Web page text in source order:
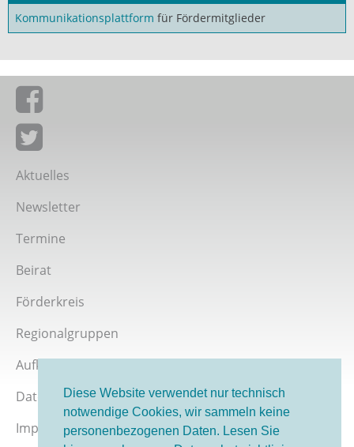
Diese Website verwendet nur technisch
notwendige Cookies, wir sammeln keine
personenbezogenen Daten. Lesen Sie
Kommunikationsplattform für Fördermitglieder
Giordano-Bruno-Stiftung auf Facebook
Giordano-Bruno-Stiftung bei Twitter
Aktuelles
Newsletter
Termine
Beirat
Förderkreis
Regionalgruppen
Aufklärer werden
Datenschutz
Impressum